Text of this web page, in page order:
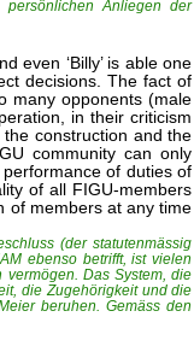
Anliegen der
even ‘Billy’ is able one
decisions. The fact of
many opponents (male
in their criticism
construction and the
community can only
of duties of
of all FIGU-members
of members at any time
(der statutenmässig
ebenso betrifft, ist vielen
Das System, die
die Zugehörigkeit und die
beruhen. Gemäss den